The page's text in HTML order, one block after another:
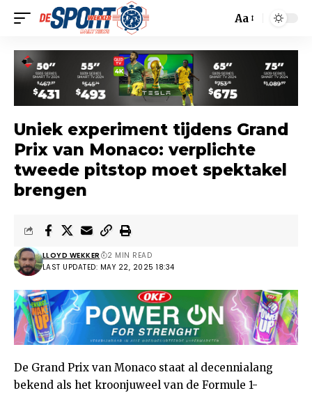
Aa
Uniek experiment tijdens Grand
Prix van Monaco: verplichte
tweede pitstop moet spektakel
brengen
LAST UPDATED: MAY 22, 2025 18:34
LLOYD WEKKER 2 MIN READ
De Grand Prix van Monaco staat al decennialang
bekend als het kroonjuweel van de Formule 1-